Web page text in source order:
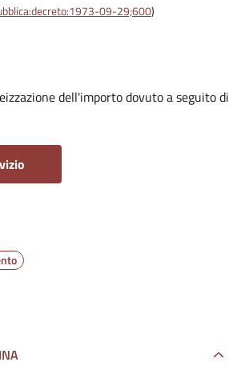
09-29;600)
dell'importo dovuto a seguito di